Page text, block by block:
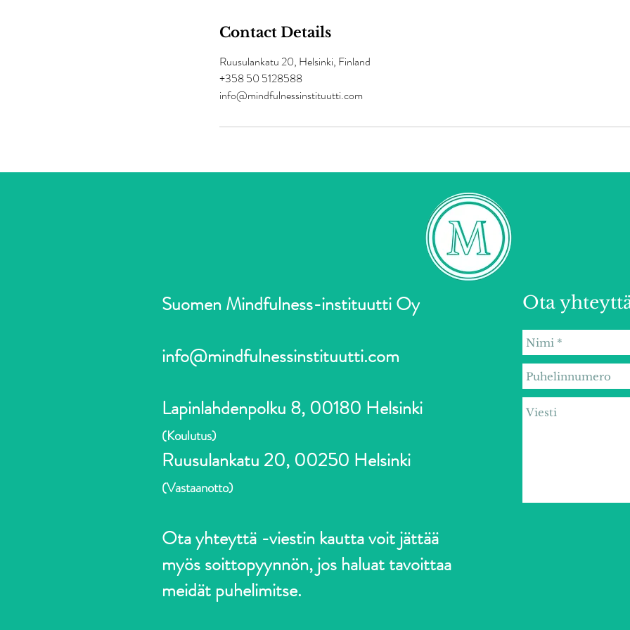
Contact Details
Ruusulankatu 20, Helsinki, Finland
+358 50 5128588
info@mindfulnessinstituutti.com
Suomen Mindfulness-instituutti Oy
info@mindfulnessinstituutti.com
Lapinlahdenpolku 8, 00180 Helsinki
(Koulutus)
Ruusulankatu 20, 00250 Helsinki
(Vastaanotto)
Ota yhteyttä -viestin kautta voit jättää
myös soittopyynnön, jos haluat tavoittaa
meidät puhelimitse.
Ota